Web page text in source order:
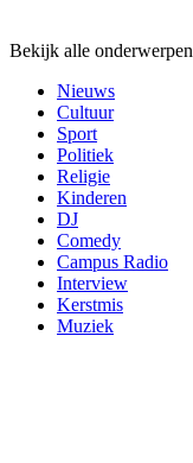
Bekijk alle onderwerpen
Nieuws
Cultuur
Sport
Politiek
Religie
Kinderen
DJ
Comedy
Campus Radio
Interview
Kerstmis
Muziek